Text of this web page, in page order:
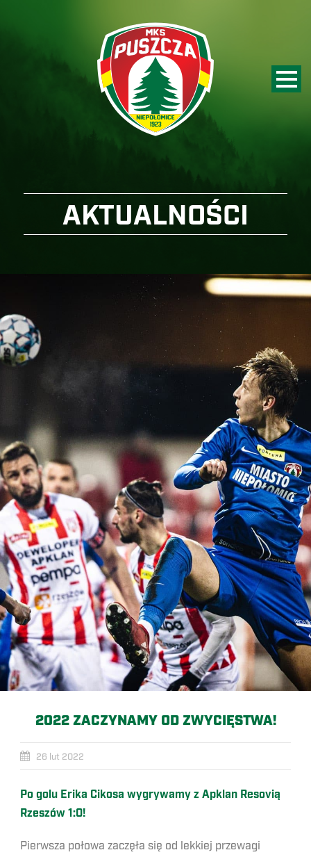
AKTUALNOŚCI
2022 ZACZYNAMY OD ZWYCIĘSTWA!
26 lut 2022
Po golu Erika Cikosa wygrywamy z Apklan Resovią
Rzeszów 1:0!
Pierwsza połowa zaczęła się od lekkiej przewagi